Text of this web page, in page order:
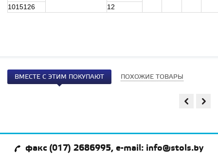
1015126
12
ВМЕСТЕ С ЭТИМ ПОКУПАЮТ ПОХОЖИЕ ТОВАРЫ
факс (017) 2686995, e-mail: info@stols.by